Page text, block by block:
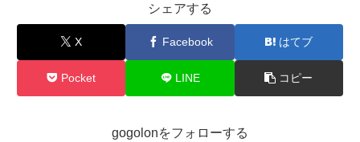
シェアする
X Facebook はてブ
Pocket LINE コピー
gogolonをフォローする